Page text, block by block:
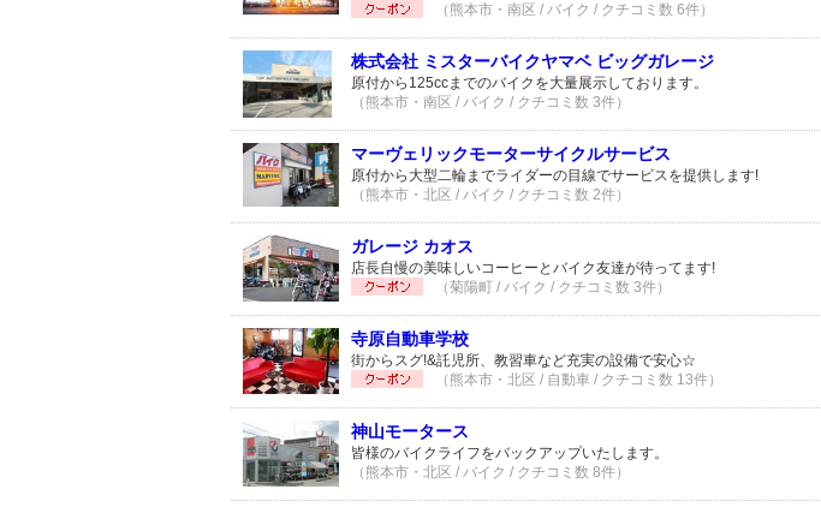
（熊本市・南区 / バイク / クチコミ数 6件）
株式会社 ミスターバイクヤマベ ビッグガレージ
原付から125ccまでのバイクを大量展示しております。
（熊本市・南区 / バイク / クチコミ数 3件）
マーヴェリックモーターサイクルサービス
原付から大型二輪までライダーの目線でサービスを提供します!
（熊本市・北区 / バイク / クチコミ数 2件）
ガレージ カオス
店長自慢の美味しいコーヒーとバイク友達が待ってます!
（菊陽町 / バイク / クチコミ数 3件）
寺原自動車学校
街からスグ!&託児所、教習車など充実の設備で安心☆
（熊本市・北区 / 自動車 / クチコミ数 13件）
神山モータース
皆様のバイクライフをバックアップいたします。
（熊本市・北区 / バイク / クチコミ数 8件）